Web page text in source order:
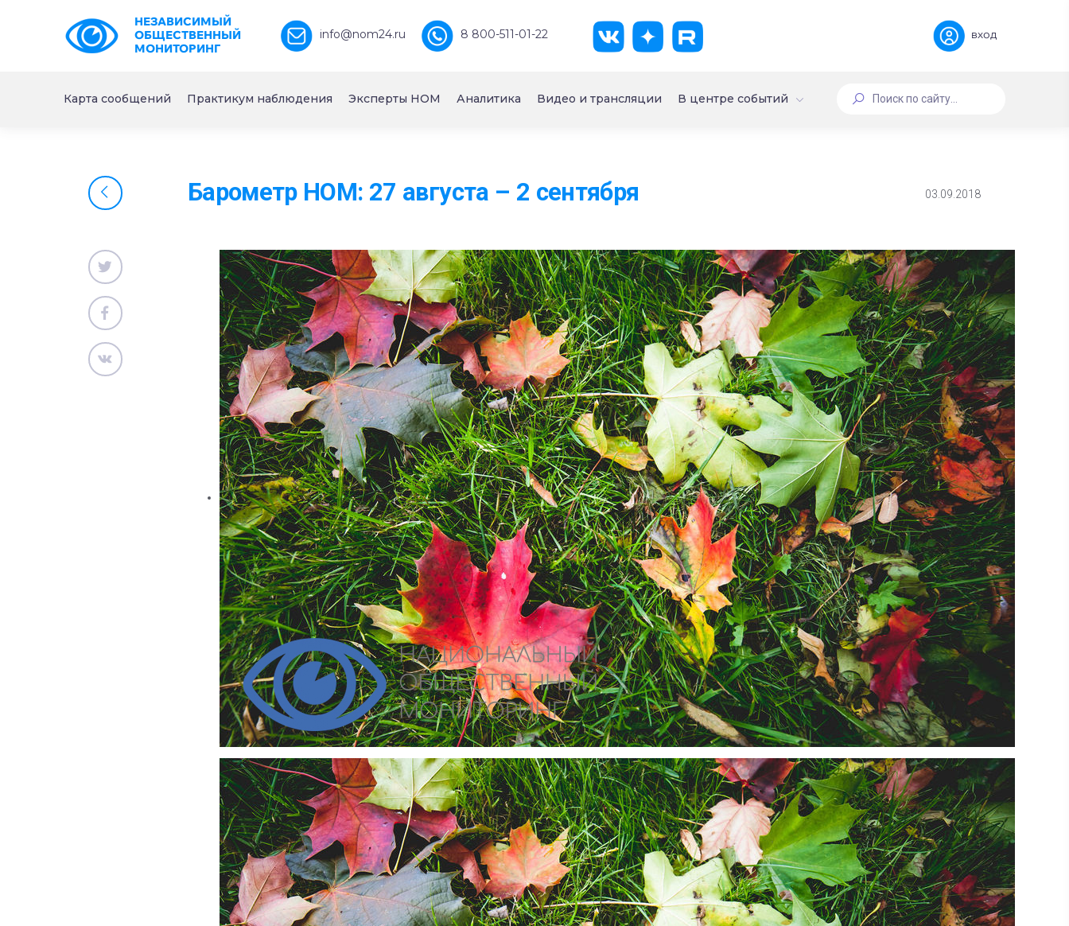
НЕЗАВИСИМЫЙ
ОБЩЕСТВЕННЫЙ
МОНИТОРИНГ
info@nom24.ru 8 800-511-01-22 вход
Карта сообщений Практикум наблюдения Эксперты НОМ Аналитика Видео и трансляции В центре событий
Барометр НОМ: 27 августа – 2 сентября 03.09.2018